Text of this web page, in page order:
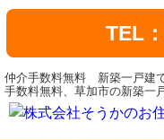
TEL
仲介手数料無料 新築一戸建
手数料無料、草加市の新築一